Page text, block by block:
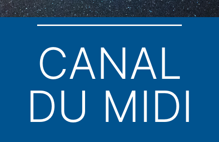
CANAL
DU MIDI